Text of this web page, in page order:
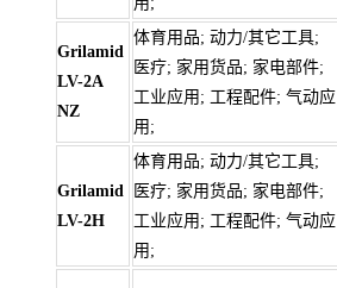
Grilamid
LV-2A
NZ
体育用品; 动力/其它工具;
医疗; 家用货品; 家电部件;
工业应用; 工程配件; 气动应
用;
Grilamid
LV-2H
体育用品; 动力/其它工具;
医疗; 家用货品; 家电部件;
工业应用; 工程配件; 气动应
用;